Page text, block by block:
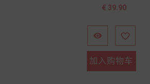
价
€ 39.90
 
加入购物车